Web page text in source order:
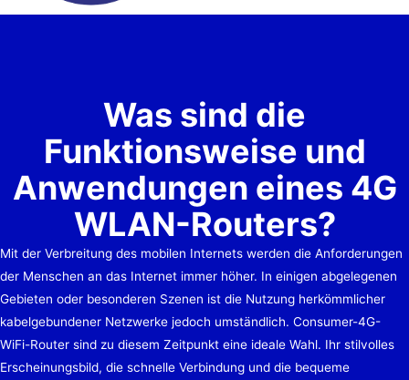
Was sind die
Funktionsweise und
Anwendungen eines 4G
WLAN-Routers?
Mit der Verbreitung des mobilen Internets werden die Anforderungen
der Menschen an das Internet immer höher. In einigen abgelegenen
Gebieten oder besonderen Szenen ist die Nutzung herkömmlicher
kabelgebundener Netzwerke jedoch umständlich. Consumer-4G-
WiFi-Router sind zu diesem Zeitpunkt eine ideale Wahl. Ihr stilvolles
Erscheinungsbild, die schnelle Verbindung und die bequeme